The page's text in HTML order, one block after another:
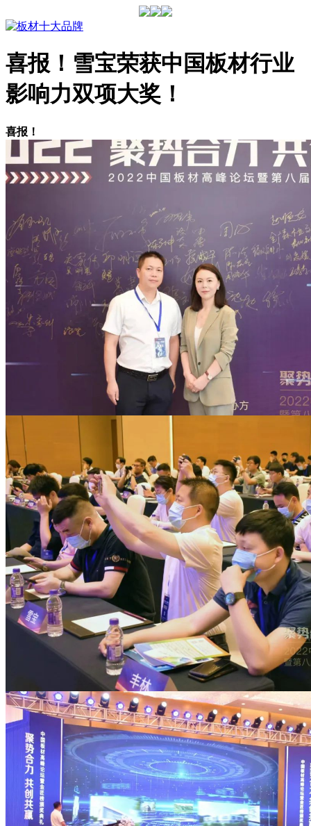
喜报！雪宝荣获中国板材行业
影响力双项大奖！
喜报！